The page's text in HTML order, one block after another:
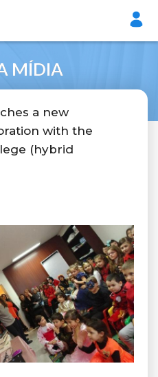
MÍDIA
a new
with the
(hybrid